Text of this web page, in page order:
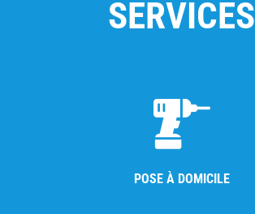
SERVICES
POSE À DOMICILE